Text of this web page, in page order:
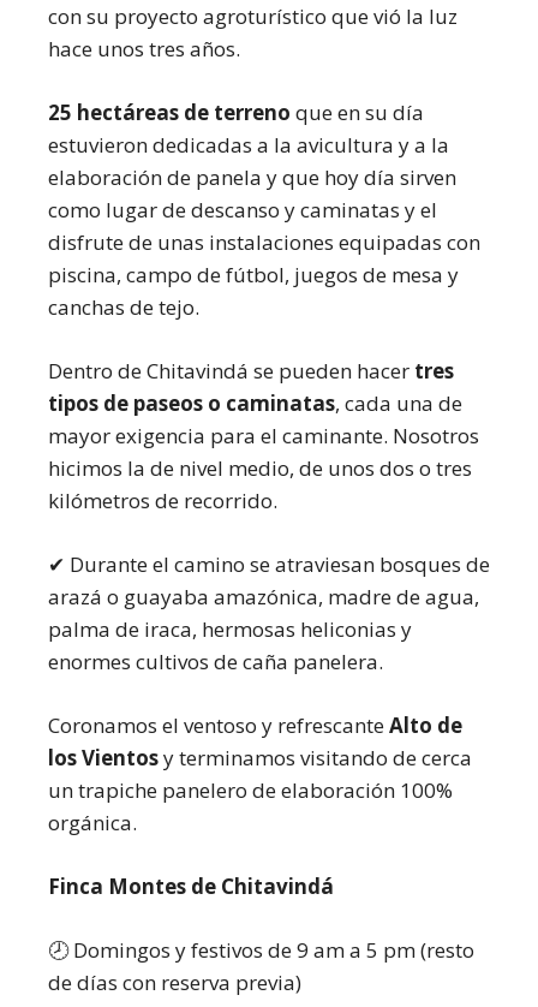
con su proyecto agroturístico que vió la luz
hace unos tres años.
25 hectáreas de terreno que en su día
estuvieron dedicadas a la avicultura y a la
elaboración de panela y que hoy día sirven
como lugar de descanso y caminatas y el
disfrute de unas instalaciones equipadas con
piscina, campo de fútbol, juegos de mesa y
canchas de tejo.
Dentro de Chitavindá se pueden hacer tres
tipos de paseos o caminatas, cada una de
mayor exigencia para el caminante. Nosotros
hicimos la de nivel medio, de unos dos o tres
kilómetros de recorrido.
✔ Durante el camino se atraviesan bosques de
arazá o guayaba amazónica, madre de agua,
palma de iraca, hermosas heliconias y
enormes cultivos de caña panelera.
Coronamos el ventoso y refrescanteAlto de
los Vientosy terminamos visitando de cerca
un trapiche panelero de elaboración 100%
orgánica.
Finca Montes de Chitavindá
🕗 Domingos y festivos de 9 am a 5 pm (resto
de días con reserva previa)